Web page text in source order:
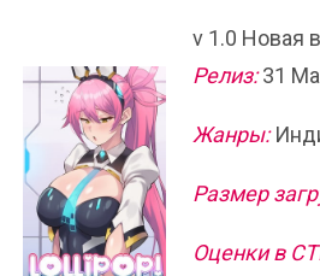
v 1.0 Новая
Релиз:31
Жанры:
Размер
Оценки в